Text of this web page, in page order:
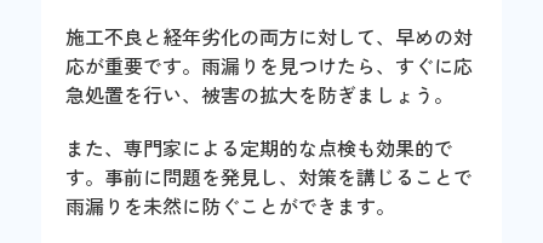
施工不良と経年劣化の両方に対して、早めの対
応が重要です。雨漏りを見つけたら、すぐに応
急処置を行い、被害の拡大を防ぎましょう。
また、専門家による定期的な点検も効果的で
す。事前に問題を発見し、対策を講じることで
雨漏りを未然に防ぐことができます。